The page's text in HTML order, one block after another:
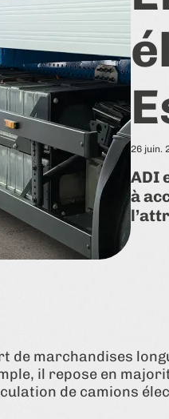
26 juin.
ADI
à
de marchandises
il repose en
de camions